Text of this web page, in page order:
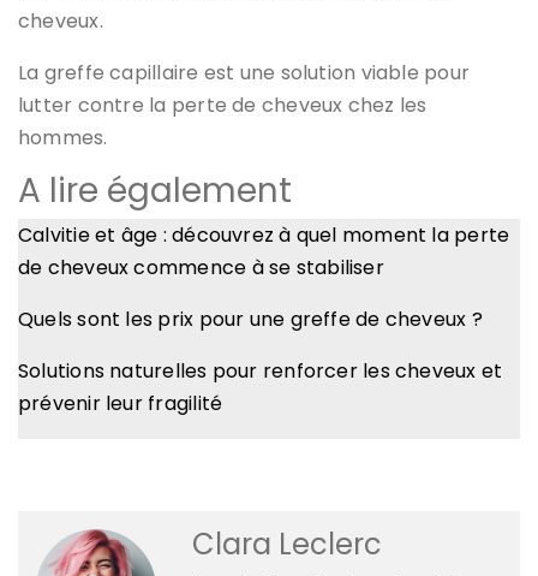
cheveux.
La greffe capillaire est une solution viable pour
lutter contre la perte de cheveux chez les
hommes.
A lire également
Calvitie et âge : découvrez à quel moment la perte
de cheveux commence à se stabiliser
Quels sont les prix pour une greffe de cheveux ?
Solutions naturelles pour renforcer les cheveux et
prévenir leur fragilité
Clara Leclerc